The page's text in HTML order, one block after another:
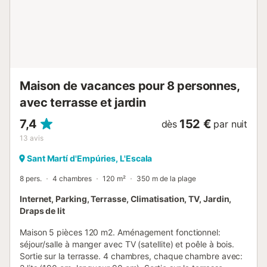
Maison de vacances pour 8 personnes,
avec terrasse et jardin
7,4
13 avis
dès 152 € par nuit
Sant Martí d'Empúries, L'Escala
8 pers. 4 chambres 120 m² 350 m de la plage
Internet, Parking, Terrasse, Climatisation, TV, Jardin,
Draps de lit
Maison 5 pièces 120 m2. Aménagement fonctionnel:
séjour/salle à manger avec TV (satellite) et poêle à bois.
Sortie sur la terrasse. 4 chambres, chaque chambre avec: